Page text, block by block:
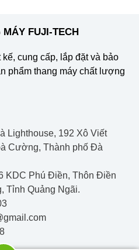
MÁY FUJI-TECH
cung cấp, lắp đặt và bảo
phẩm thang máy chất lượng
Lighthouse, 192 Xô Viết
Cường, Thành phố Đà
KDC Phú Điền, Thôn Điền
Tỉnh Quảng Ngãi.